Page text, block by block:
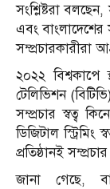
সংশ্লিষ্টরা
এবং
সম্প্রচারকারীরা
২০২২ বিশ্বকাপে
টেলিভিশন
সম্প্রচার স্বত্ব
ডিজিটাল
প্রতিষ্ঠানই
জানা গেছে,